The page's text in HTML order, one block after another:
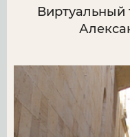
Виртуальный